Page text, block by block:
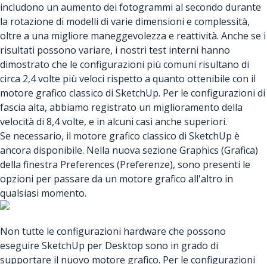
includono un aumento dei fotogrammi al secondo durante
la rotazione di modelli di varie dimensioni e complessità,
oltre a una migliore maneggevolezza e reattività. Anche se i
risultati possono variare, i nostri test interni hanno
dimostrato che le configurazioni più comuni risultano di
circa 2,4 volte più veloci rispetto a quanto ottenibile con il
motore grafico classico di SketchUp. Per le configurazioni di
fascia alta, abbiamo registrato un miglioramento della
velocità di 8,4 volte, e in alcuni casi anche superiori.
Se necessario, il motore grafico classico di SketchUp è
ancora disponibile. Nella nuova sezione Graphics (Grafica)
della finestra Preferences (Preferenze), sono presenti le
opzioni per passare da un motore grafico all'altro in
qualsiasi momento.
Non tutte le configurazioni hardware che possono
eseguire SketchUp per Desktop sono in grado di
supportare il nuovo motore grafico. Per le configurazioni